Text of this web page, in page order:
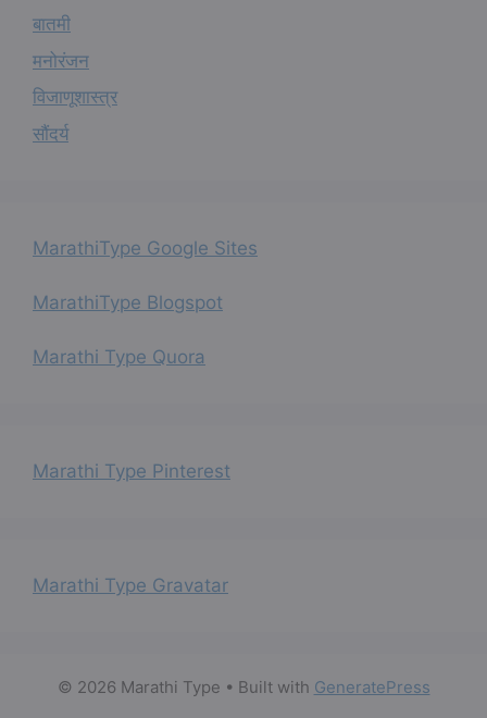
बातमी
मनोरंजन
विजाणूशास्त्र
सौंदर्य
MarathiType Google Sites
MarathiType Blogspot
Marathi Type Quora
Marathi Type Pinterest
Marathi Type Gravatar
© 2026 Marathi Type • Built with GeneratePress